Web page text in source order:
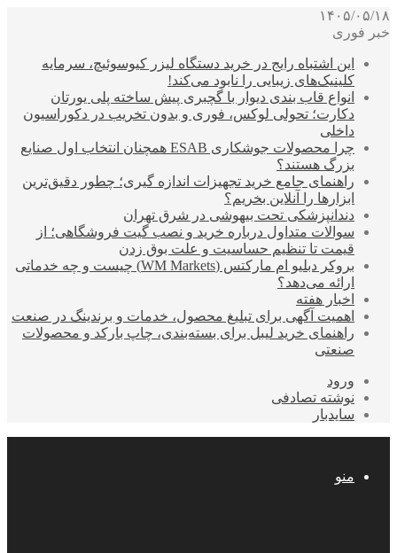
۱۴۰۵/۰۵/۱۸
خبر فوری
این اشتباه رایج در خرید دستگاه لیزر کیوسوئیچ، سرمایه
کلینیک‌های زیبایی را نابود می‌کند!
انواع قاب بندی دیوار با گچبری پیش ساخته پلی یورتان
دکارت؛ تحولی لوکس، فوری و بدون تخریب در دکوراسیون
داخلی
چرا محصولات جوشکاری ESAB همچنان انتخاب اول صنایع
بزرگ هستند؟
راهنمای جامع خرید تجهیزات اندازه گیری؛ چطور دقیق‌ترین
ابزارها را آنلاین بخریم؟
دندانپزشکی تحت بیهوشی در شرق تهران
سوالات متداول درباره خرید و نصب گیت فروشگاهی؛ از
قیمت تا تنظیم حساسیت و علت بوق زدن
بروکر دبلیو ام مارکتس (WM Markets) چیست و چه خدماتی
ارائه می‌دهد؟
اخبار هفته
اهمیت آگهی برای تبلیغ محصول، خدمات و برندینگ در صنعت
راهنمای خرید لیبل برای بسته‌بندی، چاپ بارکد و محصولات
صنعتی
ورود
نوشته تصادفی
سایدبار
منو